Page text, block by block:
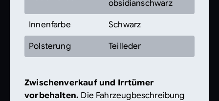
obsidianschwarz
Innenfarbe Schwarz
Polsterung Teilleder
Zwischenverkauf und Irrtümer
vorbehalten. Die Fahrzeugbeschreibung